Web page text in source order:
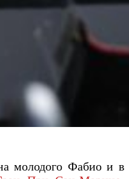
молодого Фабио и в